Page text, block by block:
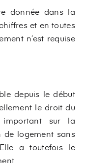
donnée dans la
et en toutes
n’est requise
depuis le début
le droit du
sur la
logement sans
a toutefois le